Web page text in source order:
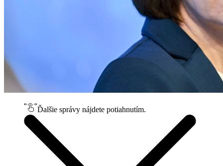
Ďalšie správy nájdete potiahnutím.